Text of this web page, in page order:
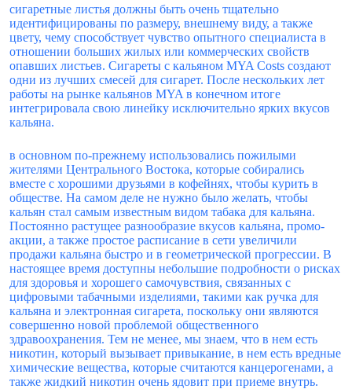
сигаретные листья должны быть очень тщательно
идентифицированы по размеру, внешнему виду, а также
цвету, чему способствует чувство опытного специалиста в
отношении больших жилых или коммерческих свойств
опавших листьев. Сигареты с кальяном MYA Costs создают
одни из лучших смесей для сигарет. После нескольких лет
работы на рынке кальянов MYA в конечном итоге
интегрировала свою линейку исключительно ярких вкусов
кальяна.
в основном по-прежнему использовались пожилыми
жителями Центрального Востока, которые собирались
вместе с хорошими друзьями в кофейнях, чтобы курить в
обществе. На самом деле не нужно было желать, чтобы
кальян стал самым известным видом табака для кальяна.
Постоянно растущее разнообразие вкусов кальяна, промо-
акции, а также простое расписание в сети увеличили
продажи кальяна быстро и в геометрической прогрессии. В
настоящее время доступны небольшие подробности о рисках
для здоровья и хорошего самочувствия, связанных с
цифровыми табачными изделиями, такими как ручка для
кальяна и электронная сигарета, поскольку они являются
совершенно новой проблемой общественного
здравоохранения. Тем не менее, мы знаем, что в нем есть
никотин, который вызывает привыкание, в нем есть вредные
химические вещества, которые считаются канцерогенами, а
также жидкий никотин очень ядовит при приеме внутрь.